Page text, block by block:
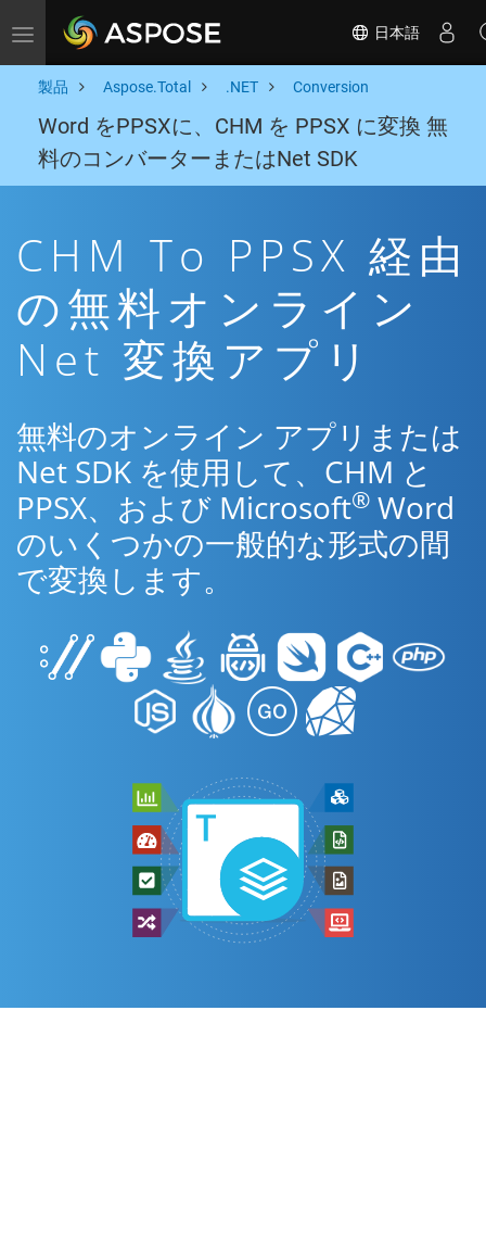
Toggle navigation 日本語
製品 Aspose.Total .NET Conversion
Word をPPSXに、CHM を PPSX に変換 無
料のコンバーターまたはNet SDK
CHM To PPSX 経由
の無料オンライン
Net 変換アプリ
無料のオンライン アプリまたは
Net SDK を使用して、CHM と
PPSX、および Microsoft® Word
のいくつかの一般的な形式の間
で変換します。